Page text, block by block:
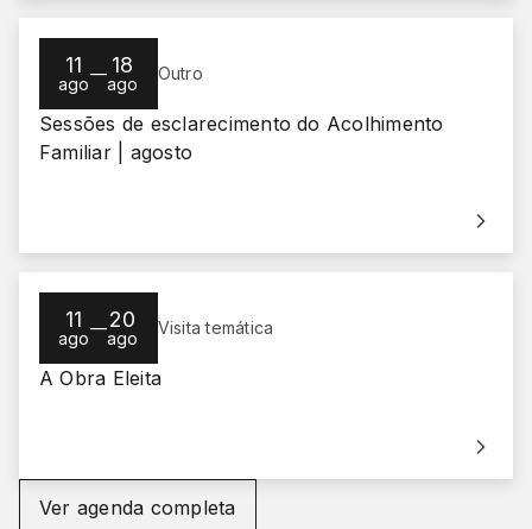
11
ago
— 18
ago Outro
Sessões de esclarecimento do Acolhimento
Familiar | agosto
11
ago
—20
ago Visita temática
A Obra Eleita
Ver agenda completa